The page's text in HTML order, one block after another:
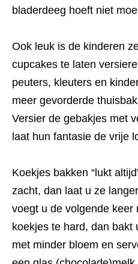
bladerdeeg hoeft niet
Ook leuk is de kinderen
cupcakes te laten
peuters, kleuters en
meer gevorderde
Versier de gebakjes met
laat hun fantasie de vrije
Koekjes bakken “lukt
zacht, dan laat u ze
voegt u de volgende keer
koekjes te hard, dan bakt
met minder bloem en